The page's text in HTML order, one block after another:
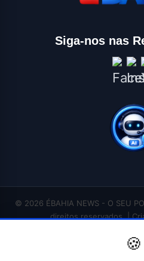
Siga-nos nas
© 2026 ÉBAHIA NEWS - O SEU
direitos reservados. |
🍪